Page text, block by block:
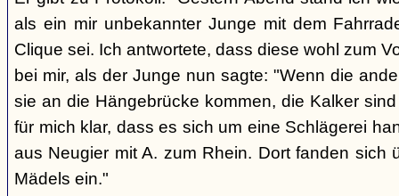
als ein mir unbekannter Junge mit dem
Clique sei. Ich antwortete, dass diese wohl zum
bei mir, als der Junge nun sagte: "Wenn die
sie an die Hängebrücke kommen, die Kalker
für mich klar, dass es sich um eine Schlägerei
aus Neugier mit A. zum Rhein. Dort fanden sich
Mädels ein."